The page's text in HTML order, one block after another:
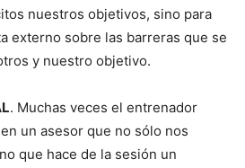
nuestros objetivos, sino para
externo sobre las barreras que se
y nuestro objetivo.
. Muchas veces el entrenador
un asesor que no sólo nos
que hace de la sesión un